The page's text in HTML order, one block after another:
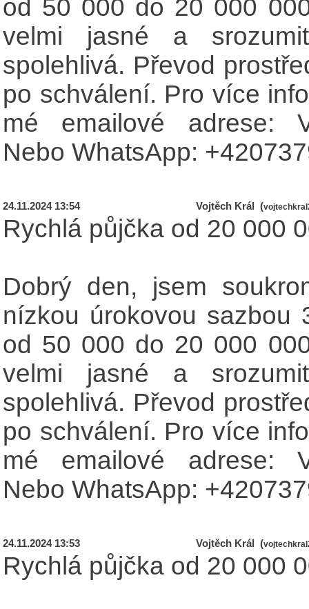
od 50 000 do 20 000
velmi jasné a
spolehlivá. Převod
po schválení. Pro více
mé emailové adrese:
Nebo WhatsApp:
24.11.2024 13:54 Vojtěch Král (
Rychlá půjčka od 20 000
Dobrý den, jsem
nízkou úrokovou sazbou
od 50 000 do 20 000
velmi jasné a
spolehlivá. Převod
po schválení. Pro více
mé emailové adrese:
Nebo WhatsApp:
24.11.2024 13:53 Vojtěch Král (
Rychlá půjčka od 20 000